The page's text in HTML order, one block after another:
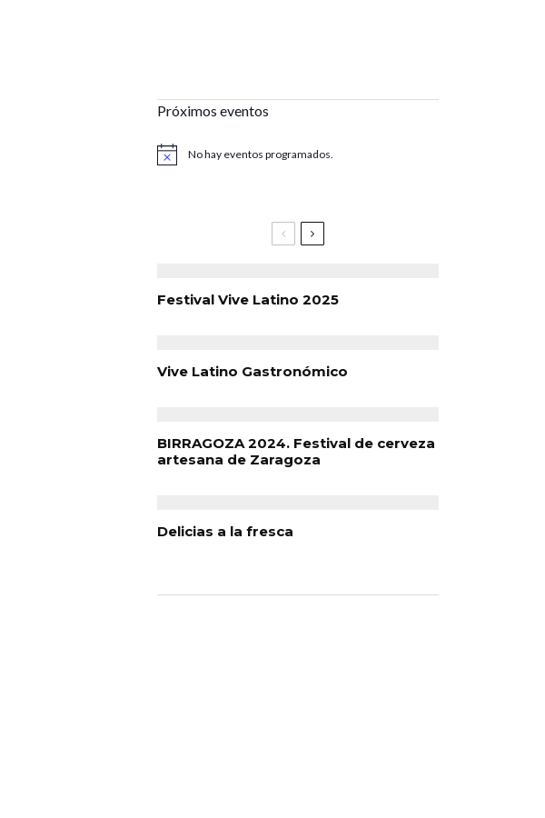
Próximos eventos
Aviso No hay eventos programados.
Festival Vive Latino 2025
Vive Latino Gastronómico
BIRRAGOZA 2024. Festival de cerveza
artesana de Zaragoza
Delicias a la fresca